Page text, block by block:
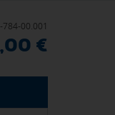
784-00.001
€